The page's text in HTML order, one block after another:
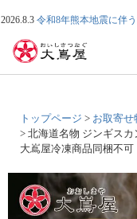
2026.8.3 令和8年熊本地震に伴
トップページ お取寄せ
北海道名物 ジンギス
大嶌屋冷凍商品同梱不可